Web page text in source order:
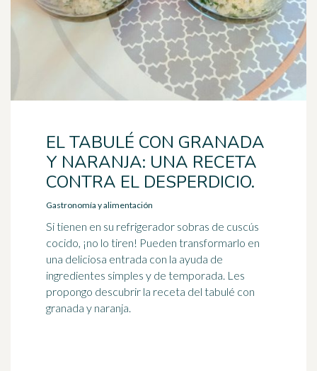
EL TABULÉ CON GRANADA
Y NARANJA: UNA RECETA
CONTRA EL DESPERDICIO.
Gastronomía y alimentación
Si tienen en su refrigerador sobras de cuscús
cocido, ¡no lo tiren! Pueden transformarlo en
una deliciosa entrada con la ayuda de
ingredientes simples y de temporada. Les
propongo descubrir la receta del tabulé con
granada y naranja.